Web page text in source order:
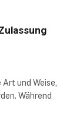
und Weise,
Während